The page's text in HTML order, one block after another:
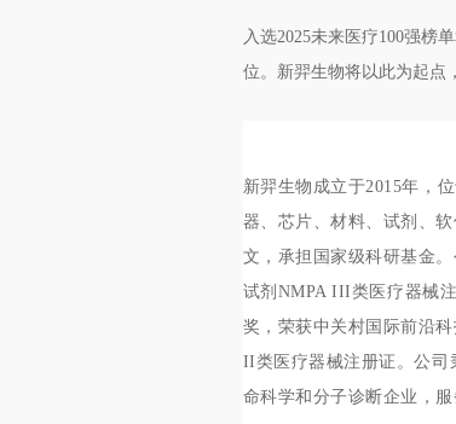
入选2025未来医疗100强榜
位。新羿生物将以此为起点
新羿生物成立于2015年，
器、芯片、材料、试剂、
文，承担国家级科研基金
试剂NMPA III类医疗器械
奖，荣获中关村国际前沿
II类医疗器械注册证。公司
命科学和分子诊断企业，